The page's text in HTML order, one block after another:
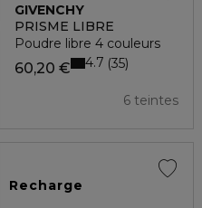
GIVENCHY
PRISME LIBRE
Poudre libre 4 couleurs
60,20 €
6 teintes
4.7 35
Recharge